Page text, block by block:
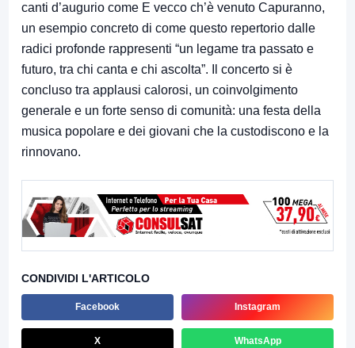
canti d’augurio come E vecco ch’è venuto Capuranno,
un esempio concreto di come questo repertorio dalle
radici profonde rappresenti “un legame tra passato e
futuro, tra chi canta e chi ascolta”. Il concerto si è
concluso tra applausi calorosi, un coinvolgimento
generale e un forte senso di comunità: una festa della
musica popolare e dei giovani che la custodiscono e la
rinnovano.
CONDIVIDI L'ARTICOLO
Facebook Instagram
X WhatsApp